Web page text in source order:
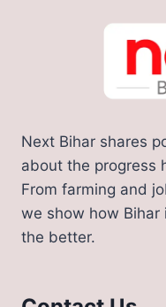
Next Bihar shares
about the progress
From farming and
we show how Bihar
the better.